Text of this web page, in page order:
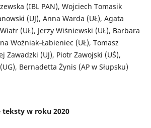
(IBL PAN), Wojciech Tomasik
(UJ), Anna Warda (UŁ), Agata
(UŁ), Jerzy Wiśniewski (UŁ), Barbara
Woźniak-Łabieniec (UŁ), Tomasz
Zawadzki (UJ), Piotr Zawojski (UŚ),
Bernadetta Żynis (AP w Słupsku)
teksty w roku 2020